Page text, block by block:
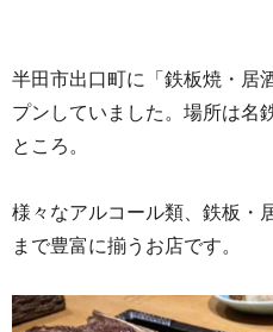
半田市出口町に「鉄板焼・居
プンしていました。 場所は名
ところ。
様々なアルコール類、鉄板・
まで豊富に揃うお店です。